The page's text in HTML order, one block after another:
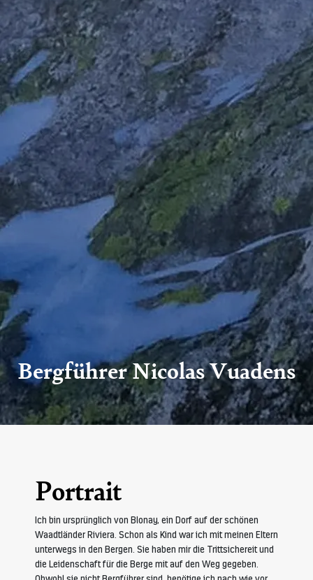
Bergführer Nicolas Vuadens
Portrait
Ich bin ursprünglich von Blonay, ein Dorf auf der schönen
Waadtländer Riviera. Schon als Kind war ich mit meinen Eltern
unterwegs in den Bergen. Sie haben mir die Trittsichereit und
die Leidenschaft für die Berge mit auf den Weg gegeben.